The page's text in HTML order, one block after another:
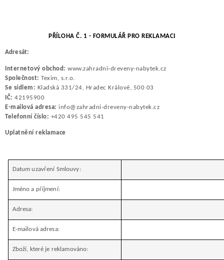
PŘÍLOHA Č. 1 - FORMULÁŘ PRO REKLAMACI
Adresát:
Internetový obchod: www.zahradni-dreveny-nabytek.cz
Společnost: Texim, s.r.o.
Se sídlem: Kladská 331/24 , Hradec Králové, 500 03
IČ: 42195900
E-mailová adresa: info@zahradni-dreveny-nabytek.cz
Telefonní číslo: +420 495 545 541
Uplatnění reklamace
Datum uzavření Smlouvy:
Jméno a příjmení:
Adresa:
E-mailová adresa:
Zboží, které je reklamováno: